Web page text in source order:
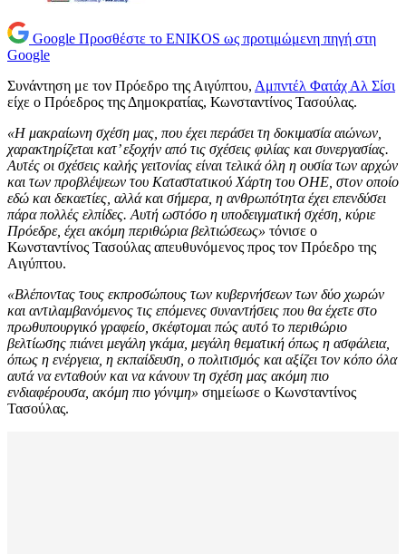
Google Προσθέστε το ENIKOS ως προτιμώμενη πηγή στη
Google
Συνάντηση με τον Πρόεδρο της Αιγύπτου, Αμπντέλ Φατάχ Αλ Σίσι
είχε ο Πρόεδρος της Δημοκρατίας, Κωνσταντίνος Τασούλας.
«Η μακραίωνη σχέση μας, που έχει περάσει τη δοκιμασία αιώνων,
χαρακτηρίζεται κατ’ εξοχήν από τις σχέσεις φιλίας και συνεργασίας.
Αυτές οι σχέσεις καλής γειτονίας είναι τελικά όλη η ουσία των αρχών
και των προβλέψεων του Καταστατικού Χάρτη του ΟΗΕ, στον οποίο
εδώ και δεκαετίες, αλλά και σήμερα, η ανθρωπότητα έχει επενδύσει
πάρα πολλές ελπίδες. Αυτή ωστόσο η υποδειγματική σχέση, κύριε
Πρόεδρε, έχει ακόμη περιθώρια βελτιώσεως» τόνισε ο
Κωνσταντίνος Τασούλας απευθυνόμενος προς τον Πρόεδρο της
Αιγύπτου.
«Βλέποντας τους εκπροσώπους των κυβερνήσεων των δύο χωρών
και αντιλαμβανόμενος τις επόμενες συναντήσεις που θα έχετε στο
πρωθυπουργικό γραφείο, σκέφτομαι πώς αυτό το περιθώριο
βελτίωσης πιάνει μεγάλη γκάμα, μεγάλη θεματική όπως η ασφάλεια,
όπως η ενέργεια, η εκπαίδευση, ο πολιτισμός και αξίζει τον κόπο όλα
αυτά να ενταθούν και να κάνουν τη σχέση μας ακόμη πιο
ενδιαφέρουσα, ακόμη πιο γόνιμη» σημείωσε ο Κωνσταντίνος
Τασούλας.